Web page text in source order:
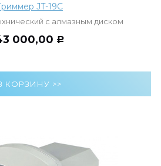
JT-19С
с алмазным диском
000,00 Р